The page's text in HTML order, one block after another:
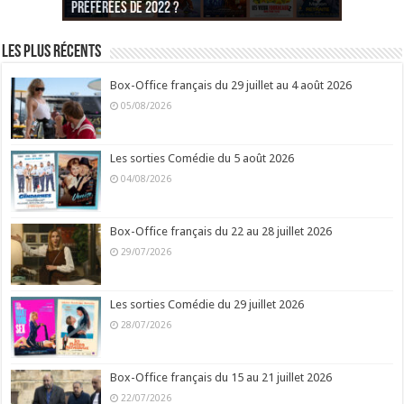
préférées de 2022 ?
Noël est une ordure ?
préférées de 2021 ?
Quel est votre « Gendarme » préféré ?
préférées ?
Quel est votre « Tati » préféré ?
Quel est votre « bronzé » préféré ?
Les plus récents
Box-Office français du 29 juillet au 4 août 2026
05/08/2026
Les sorties Comédie du 5 août 2026
04/08/2026
Box-Office français du 22 au 28 juillet 2026
29/07/2026
Les sorties Comédie du 29 juillet 2026
28/07/2026
Box-Office français du 15 au 21 juillet 2026
22/07/2026